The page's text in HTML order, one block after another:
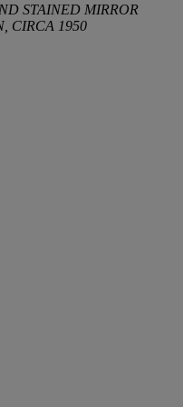
STAINED MIRROR
CIRCA 1950